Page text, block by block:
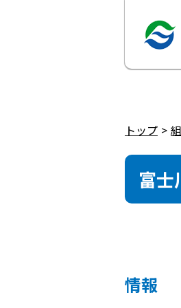
トップ
富士
情報